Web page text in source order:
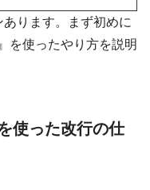
ります。まず初めに
を使ったやり方を説明
使った改行の仕